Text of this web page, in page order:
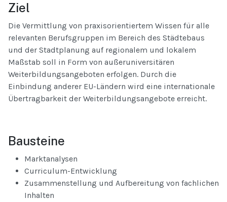
Ziel
Die Vermittlung von praxisorientiertem Wissen für alle
relevanten Berufsgruppen im Bereich des Städtebaus
und der Stadtplanung auf regionalem und lokalem
Maßstab soll in Form von außeruniversitären
Weiterbildungsangeboten erfolgen. Durch die
Einbindung anderer EU-Ländern wird eine internationale
Übertragbarkeit der Weiterbildungsangebote erreicht.
Bausteine
Marktanalysen
Curriculum-Entwicklung
Zusammenstellung und Aufbereitung von fachlichen
Inhalten